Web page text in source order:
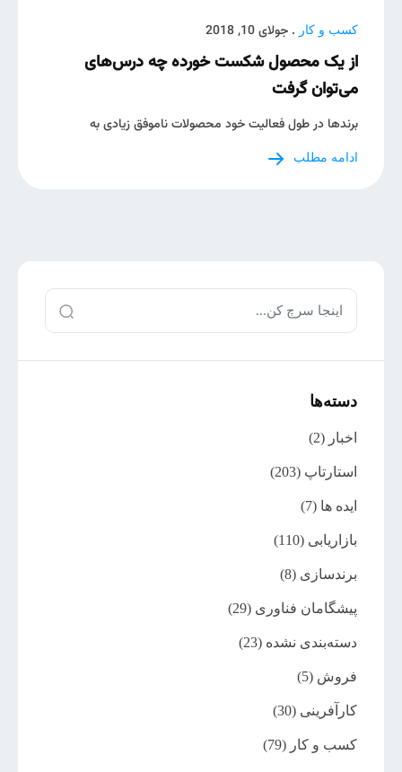
کسب و کار . جولای 10, 2018
از یک محصول شکست خورده چه درس‌های
می‌توان گرفت
برندها در طول فعالیت خود محصولات ناموفق زیادی به
ادامه مطلب
دسته‌ها
اخبار (2)
استارتاپ (203)
ایده ها (7)
بازاریابی (110)
برندسازی (8)
پیشگامان فناوری (29)
دسته‌بندی نشده (23)
فروش (5)
کارآفرینی (30)
کسب و کار (79)